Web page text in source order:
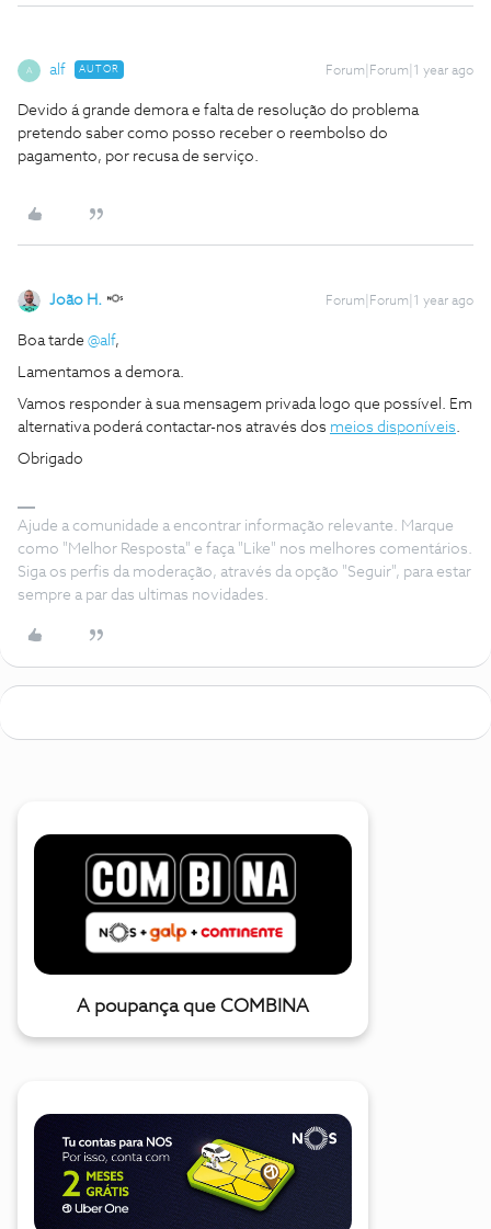
A alf AUTOR Forum|Forum|1 year ago
Devido á grande demora e falta de resolução do problema
pretendo saber como posso receber o reembolso do
pagamento, por recusa de serviço.
João H. Forum|Forum|1 year ago
Boa tarde @alf,
Lamentamos a demora.
Vamos responder à sua mensagem privada logo que possível. Em
alternativa poderá contactar-nos através dos meios disponíveis.
Obrigado
Ajude a comunidade a encontrar informação relevante. Marque
como "Melhor Resposta" e faça "Like" nos melhores comentários.
Siga os perfis da moderação, através da opção "Seguir", para estar
sempre a par das ultimas novidades.
A poupança que COMBINA